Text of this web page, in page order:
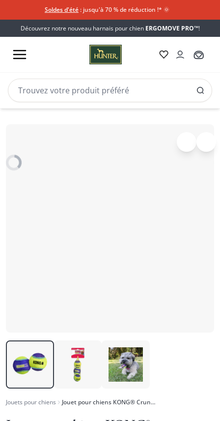
Soldes d'été : jusqu'à 70 % de réduction !*​ 🌞
Découvrez notre nouveau harnais pour chien ERGOMOVE PRO™!
Jouets pour chiens Jouet pour chiens KONG® CrunchAir™ Balls